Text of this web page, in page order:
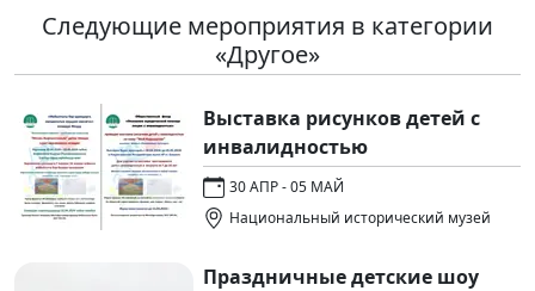
Следующие мероприятия в категории
«Другое»
Выставка рисунков детей с
инвалидностью
30 АПР - 05 МАЙ
Национальный исторический музей
Праздничные детские шоу